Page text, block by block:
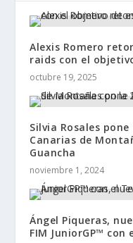
Alexis Romero
raids con el
octubre 19, 2025
Silvia Rosales
Canarias de
Guancha
noviembre 1, 2024
Ángel Piqueras,
FIM JuniorGP™